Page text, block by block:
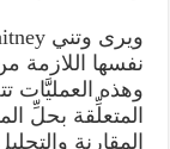
نفسها
وهذه العمليَّات
المتعلِّقة بحلِّ
المقارنة